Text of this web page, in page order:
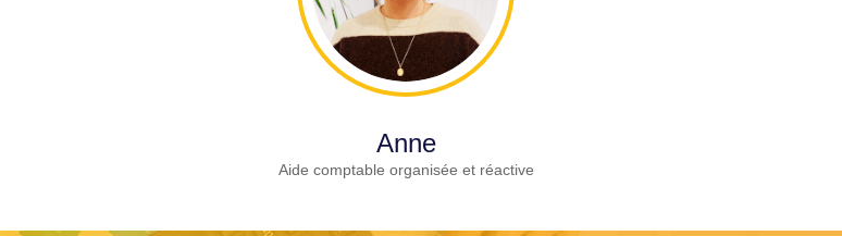
Anne
Aide comptable organisée et réactive